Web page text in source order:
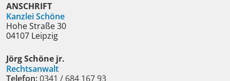
ANSCHRIFT
Kanzlei Schöne
Hohe Straße 30
04107 Leipzig
Jörg Schöne jr.
Rechtsanwalt
Telefon:0341 / 684 167 93